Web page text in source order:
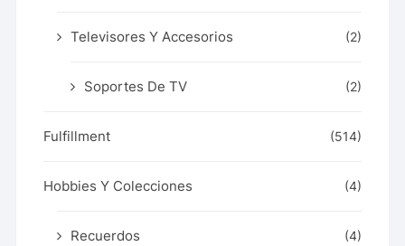
Televisores Y Accesorios (2)
Soportes De TV (2)
Fulfillment (514)
Hobbies Y Colecciones (4)
Recuerdos (4)